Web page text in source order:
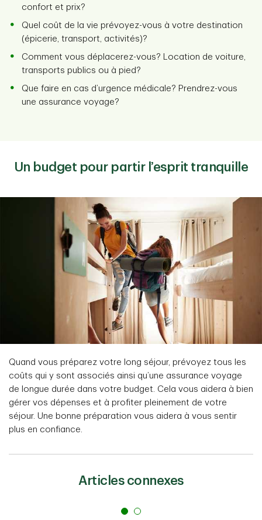
confort et prix?
Quel coût de la vie prévoyez-vous à votre destination
(épicerie, transport, activités)?
Comment vous déplacerez-vous? Location de voiture,
transports publics ou à pied?
Que faire en cas d’urgence médicale? Prendrez-vous
une assurance voyage?
Un budget pour partir l’esprit tranquille
Quand vous préparez votre long séjour, prévoyez tous les
coûts qui y sont associés ainsi qu’une assurance voyage
de longue durée dans votre budget. Cela vous aidera à bien
gérer vos dépenses et à profiter pleinement de votre
séjour. Une bonne préparation vous aidera à vous sentir
plus en confiance.
Articles connexes